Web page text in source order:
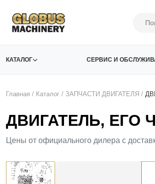
КАТАЛОГ СЕРВИС И
Главная / Каталог / ЗАПЧАСТИ ДВИГАТЕЛЯ /
ДВИГАТЕЛЬ, ЕГО
Цены от официального дилера с